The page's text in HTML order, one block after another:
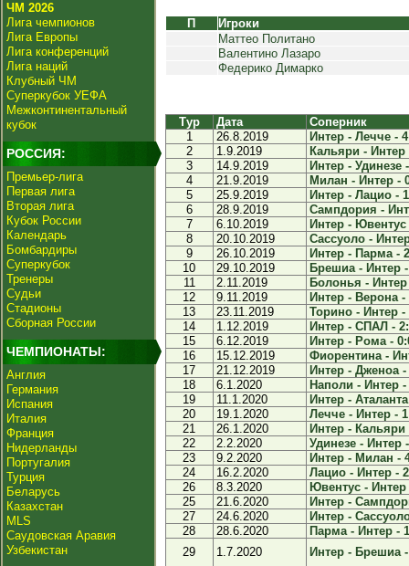
ЧМ 2026
Лига чемпионов
Лига Европы
Лига конференций
Лига наций
Клубный ЧМ
Суперкубок УЕФА
Межконтинентальный
кубок
РОССИЯ:
Премьер-лига
Первая лига
Вторая лига
Кубок России
Календарь
Бомбардиры
Суперкубок
Тренеры
Судьи
Стадионы
Сборная России
ЧЕМПИОНАТЫ:
Англия
Германия
Испания
Италия
Франция
Нидерланды
Португалия
Турция
Беларусь
Казахстан
MLS
Саудовская Аравия
Узбекистан
П
Игроки
Маттео Политано
Валентино Лазаро
Федерико Димарко
Тур Дата
Соперник
1
26.8.2019
Интер - Лечче -
2
1.9.2019
Кальяри - Интер
3
14.9.2019
Интер - Удинезе
4
21.9.2019
Милан - Интер -
5
25.9.2019
Интер - Лацио -
6
28.9.2019
Сампдория -
7
6.10.2019
Интер - Ювентус
8
20.10.2019
Сассуоло -
9
26.10.2019
Интер - Парма -
10
29.10.2019
Брешиа - Интер
11
2.11.2019
Болонья - Интер
12
9.11.2019
Интер - Верона -
13
23.11.2019
Торино - Интер -
14
1.12.2019
Интер - СПАЛ -
15
6.12.2019
Интер - Рома -
16
15.12.2019
Фиорентина -
17
21.12.2019
Интер - Дженоа -
18
6.1.2020
Наполи - Интер -
19
11.1.2020
Интер -
20
19.1.2020
Лечче - Интер -
21
26.1.2020
Интер - Кальяри
22
2.2.2020
Удинезе - Интер
23
9.2.2020
Интер - Милан -
24
16.2.2020
Лацио - Интер -
26
8.3.2020
Ювентус - Интер
25
21.6.2020
Интер -
27
24.6.2020
Интер -
28
28.6.2020
Парма - Интер -
29
1.7.2020
Интер - Брешиа